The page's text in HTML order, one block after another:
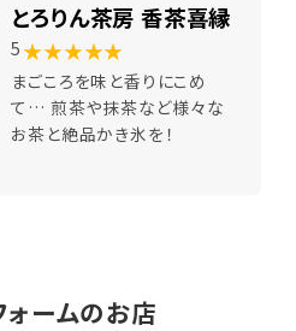
とろりん茶房 香茶喜縁
5 ★★★★★
まごころを味と香りにこめ
て… 煎茶や抹茶など様々な
お茶と絶品かき氷を！
ォームのお店